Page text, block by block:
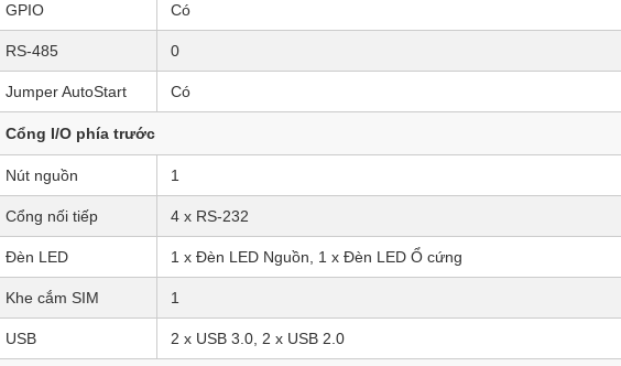
GPIO Có
RS-485 0
Jumper AutoStart Có
Cổng I/O phía trước
Nút nguồn 1
Cổng nối tiếp 4 x RS-232
Đèn LED 1 x Đèn LED Nguồn, 1 x Đèn LED Ổ cứng
Khe cắm SIM 1
USB 2 x USB 3.0, 2 x USB 2.0